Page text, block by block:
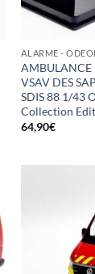
ALARME -
AMBULANCE
VSAV DES
SDIS 88 1/43
Collection
64,90€